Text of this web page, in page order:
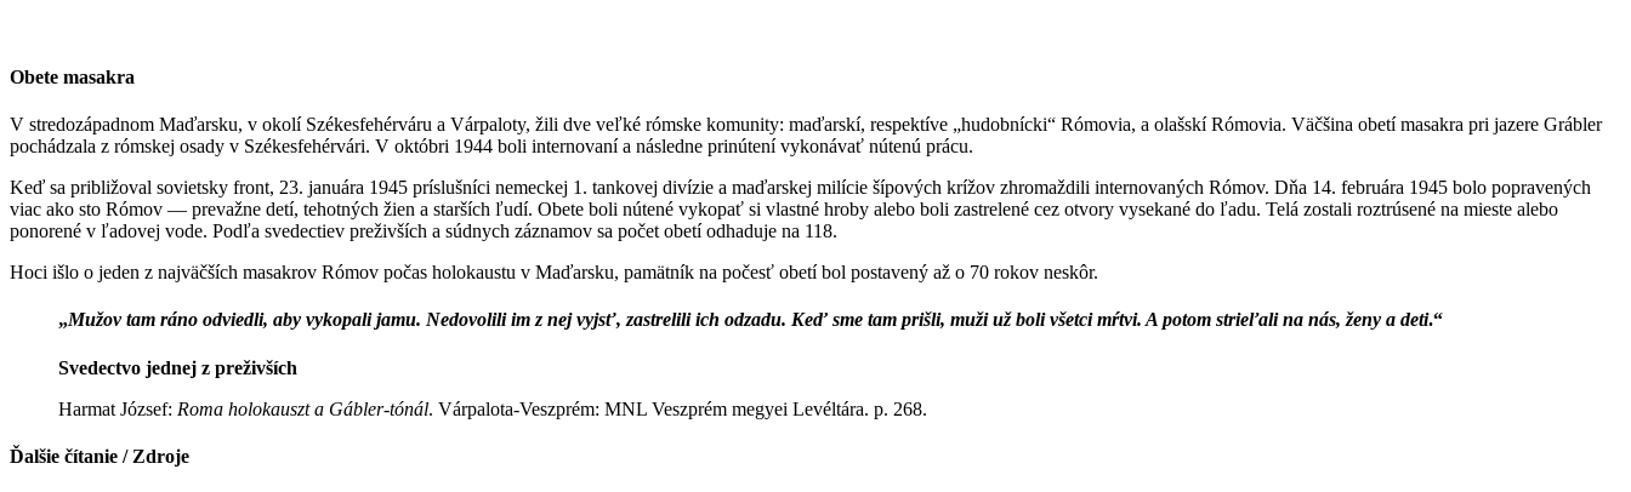
Obete masakra
V stredozápadnom Maďarsku, v okolí Székesfehérváru a Várpaloty, žili dve veľké rómske komunity: maďarskí, respektíve „hudobnícki“ Rómovia, a olašskí Rómovia. Väčšina obetí masakra pri jazere Grábler
pochádzala z rómskej osady v Székesfehérvári. V októbri 1944 boli internovaní a následne prinútení vykonávať nútenú prácu.
Keď sa približoval sovietsky front, 23. januára 1945 príslušníci nemeckej 1. tankovej divízie a maďarskej milície šípových krížov zhromaždili internovaných Rómov. Dňa 14. februára 1945 bolo popravených
viac ako sto Rómov — prevažne detí, tehotných žien a starších ľudí. Obete boli nútené vykopať si vlastné hroby alebo boli zastrelené cez otvory vysekané do ľadu. Telá zostali roztrúsené na mieste alebo
ponorené v ľadovej vode. Podľa svedectiev preživších a súdnych záznamov sa počet obetí odhaduje na 118.
Hoci išlo o jeden z najväčších masakrov Rómov počas holokaustu v Maďarsku, pamätník na počesť obetí bol postavený až o 70 rokov neskôr.
„Mužov tam ráno odviedli, aby vykopali jamu. Nedovolili im z nej vyjsť, zastrelili ich odzadu. Keď sme tam prišli, muži už boli všetci mŕtvi. A potom strieľali na nás, ženy a deti.“
Svedectvo jednej z preživších
Harmat József: Roma holokauszt a Gábler-tónál. Várpalota-Veszprém: MNL Veszprém megyei Levéltára. p. 268.
Ďalšie čítanie / Zdroje